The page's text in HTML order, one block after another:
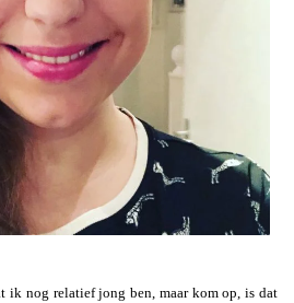
ik nog relatief jong ben, maar kom op, is dat